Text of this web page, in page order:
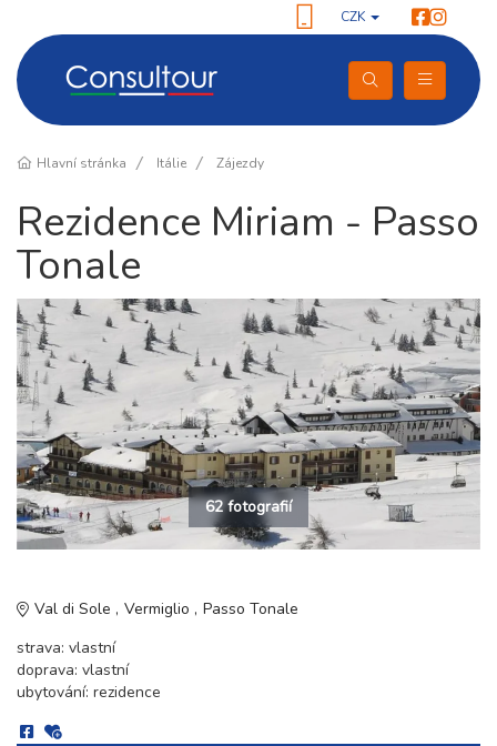
CZK
Hlavní stránka Itálie Zájezdy
Rezidence Miriam - Passo
Tonale
62 fotografií
Val di Sole Vermiglio
Passo Tonale
strava: vlastní
doprava: vlastní
ubytování: rezidence